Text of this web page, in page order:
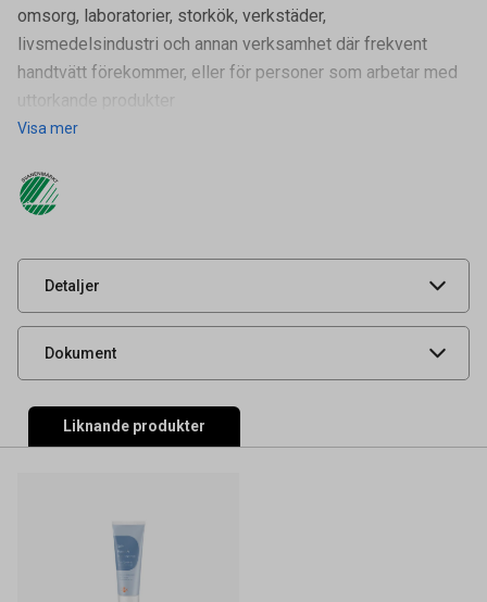
omsorg, laboratorier, storkök, verkstäder,
livsmedelsindustri och annan verksamhet där frekvent
handtvätt förekommer, eller för personer som arbetar med
uttorkande produkter
Visa mer
Detaljer
Artikelnummer
Volym
Leverantörens
UNSPSC 53131600
Dokument
Produktdatablad
Liknande produkter